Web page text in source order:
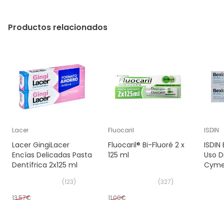
Productos relacionados
Lacer
Lacer GingiLacer
Encías Delicadas Pasta
Dentífrica 2x125 ml
(123)
13,57€
Fluocaril
Fluocaril® Bi-Fluoré 2 x
125 ml
(327)
11,00€
ISDIN
Uso